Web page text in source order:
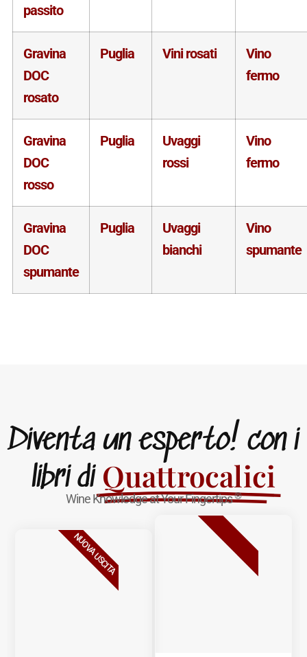
passito
Gravina
DOC
rosato
Puglia Vini rosati
Vino
fermo
Gravina
DOC
rosso
Puglia
Uvaggi
rossi
Vino
fermo
Gravina
DOC
spumante
Puglia
Uvaggi
bianchi
Vino
spumante
Diventa un esperto! con i
libri di Quattrocalici
Wine Knowledge at Your Fingertips®
NUOVA USCITA BESTSELLER